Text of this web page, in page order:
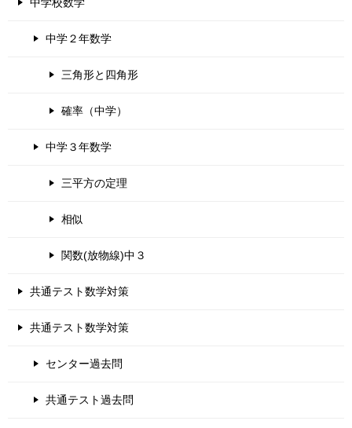
中学２年数学
三角形と四角形
確率（中学）
中学３年数学
三平方の定理
相似
関数(放物線)中３
共通テスト数学対策
共通テスト数学対策
センター過去問
共通テスト過去問